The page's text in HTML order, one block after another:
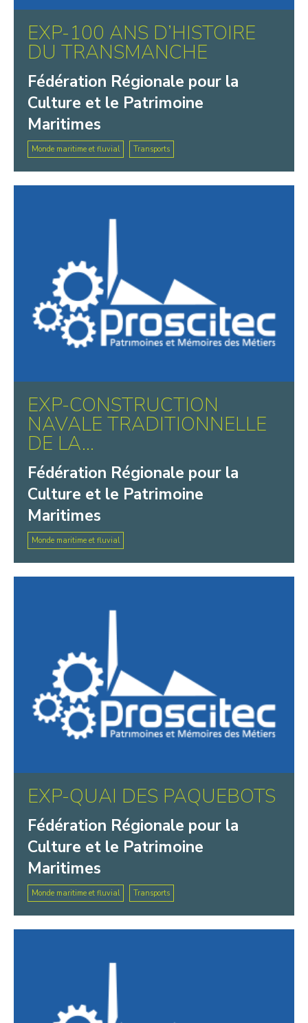
EXP-100 ANS D’HISTOIRE
DU TRANSMANCHE
Fédération Régionale pour la
Culture et le Patrimoine
Maritimes
Monde maritime et fluvial Transports
EXP-CONSTRUCTION
NAVALE TRADITIONNELLE
DE LA...
Fédération Régionale pour la
Culture et le Patrimoine
Maritimes
Monde maritime et fluvial
EXP-QUAI DES PAQUEBOTS
Fédération Régionale pour la
Culture et le Patrimoine
Maritimes
Monde maritime et fluvial Transports